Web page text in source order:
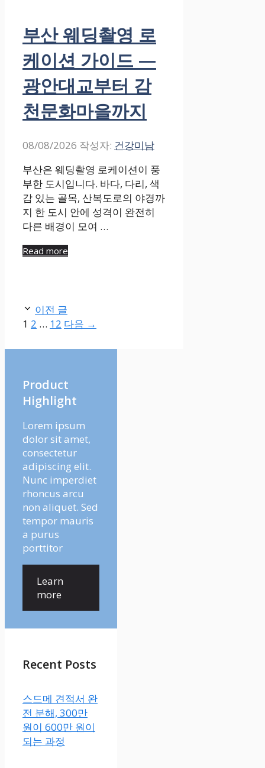
부산 웨딩촬영 로
케이션 가이드 —
광안대교부터 감
천문화마을까지
08/08/2026 작성자: 건강미남
부산은 웨딩촬영 로케이션이 풍
부한 도시입니다. 바다, 다리, 색
감 있는 골목, 산복도로의 야경까
지 한 도시 안에 성격이 완전히
다른 배경이 모여 …
Read more
이전 글
페
지
1 페
지
2 … 페
지
12 다음 →
Product
Highlight
Lorem ipsum
dolor sit amet,
consectetur
adipiscing elit.
Nunc imperdiet
rhoncus arcu
non aliquet. Sed
tempor mauris
a purus
porttitor
Learn
more
Recent Posts
스드메 견적서 완
전 분해, 300만
원이 600만 원이
되는 과정